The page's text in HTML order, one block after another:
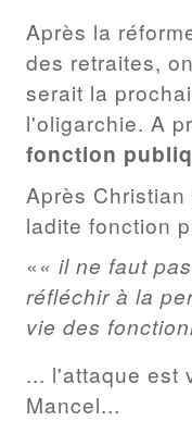
Après la
des retraites,
serait la
l'oligarchie. A
fonction
Après
ladite fonction
« il ne faut
réfléchir à la
vie des
... l'attaque est
Mancel...